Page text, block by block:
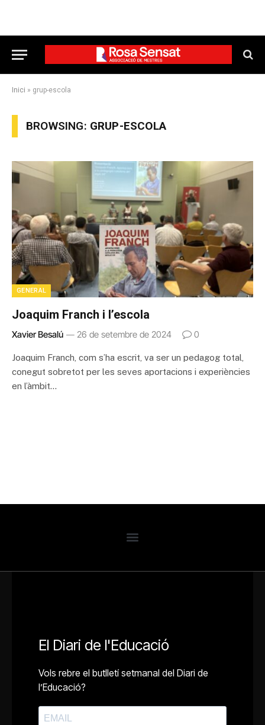
Inici » grup-escola
BROWSING: GRUP-ESCOLA
GENERAL
Joaquim Franch i l’escola
Xavier Besalú 26 de setembre de 2024 0
Joaquim Franch, com s’ha escrit, va ser un pedagog total,
conegut sobretot per les seves aportacions i experiències
en l’àmbit…